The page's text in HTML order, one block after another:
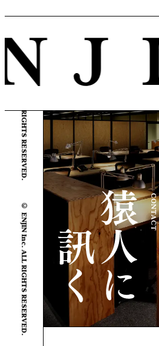
© ENJIN Inc. ALL RIGHTS RESERVED.
© ENJIN Inc. ALL RIGHTS RESERVED.
CONTACT